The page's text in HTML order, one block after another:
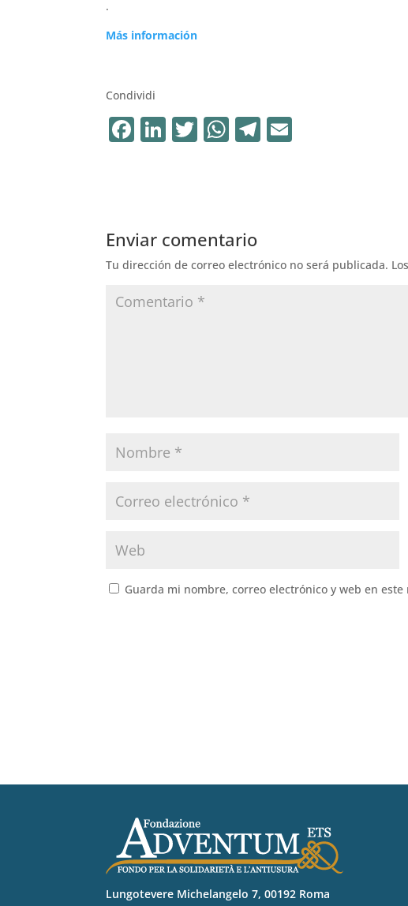
.
Más información
Condividi
F
b
o
o
k
Li
dI
n
T
r
W
A
p
p
T
m
Enviar comentario
Tu dirección de correo electrónico no será publicada.
Guarda mi nombre, correo electrónico y web en
Lungotevere Michelangelo 7, 00192 Roma